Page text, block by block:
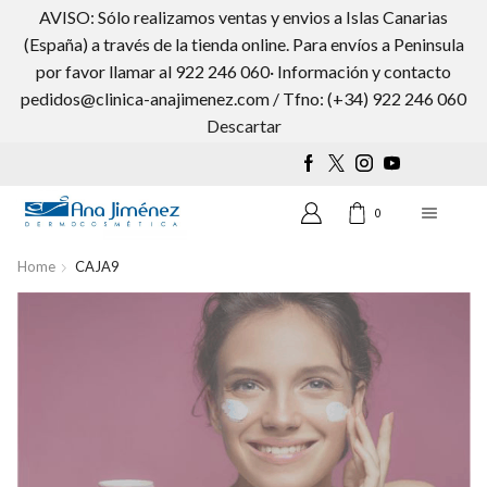
AVISO: Sólo realizamos ventas y envios a Islas Canarias
(España) a través de la tienda online. Para envíos a Peninsula
por favor llamar al 922 246 060· Información y contacto
pedidos@clinica-anajimenez.com / Tfno: (+34) 922 246 060
Descartar
Wishlist 0
0
Home CAJA9